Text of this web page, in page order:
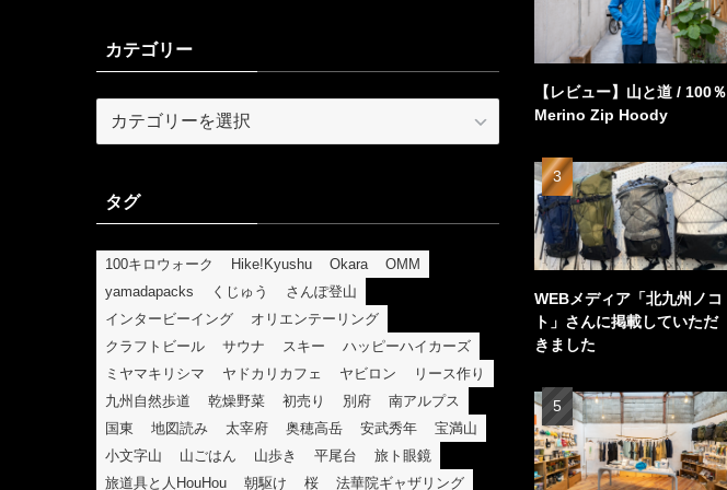
カテゴリー
テ
リ
ー
タグ
100キロウォーク Hike!Kyushu Okara
OMM
yamadapacks
くじゅう
さんぽ登山
インタービーイング
オリエンテーリング
クラフトビール
サウナ スキー
ハッピーハイカーズ
ミヤマキリシマ
ヤドカリカフェ ヤビロン
リース作り
九州自然歩道
乾燥野菜 初売り 別府
南アルプス
国東
地図読み 太宰府 奥穂高岳 安武秀年
宝満山
小文字山
山ごはん 山歩き 平尾台
旅ト眼鏡
旅道具と人HouHou
朝駆け 桜 法華院ギャザリング
【レビュー】山と道 / 100％
Merino Zip Hoody
WEBメディア「北九州ノコ
ト」さんに掲載していただ
きました